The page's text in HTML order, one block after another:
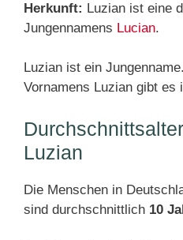
Herkunft: Luzian ist eine
Jungennamens Lucian.
Luzian ist ein
Vornamens Luzian gibt es
Luzian
Die Menschen in
sind durchschnittlich 10